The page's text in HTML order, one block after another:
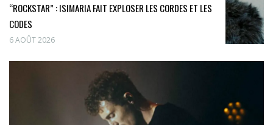
“ROCKSTAR” : ISIMARIA FAIT EXPLOSER LES CORDES ET LES
CODES
6 AOÛT 2026